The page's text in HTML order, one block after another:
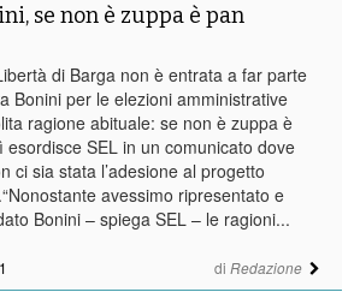
1 di Redazione
se non è zuppa è pan
di Barga non è entrata a far parte
Bonini per le elezioni amministrative
ragione abituale: se non è zuppa è
esordisce SEL in un comunicato dove
ci sia stata l’adesione al progetto
avessimo ripresentato e
Bonini – spiega SEL – le ragioni...